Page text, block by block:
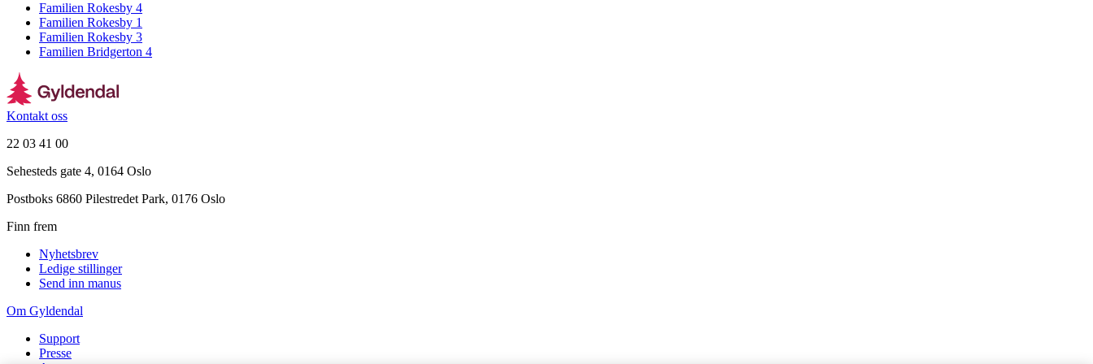
Familien Rokesby 4
Familien Rokesby 1
Familien Rokesby 3
Familien Bridgerton 4
Kontakt oss
22 03 41 00
Sehesteds gate 4, 0164 Oslo
Postboks 6860 Pilestredet Park, 0176 Oslo
Finn frem
Nyhetsbrev
Ledige stillinger
Send inn manus
Om Gyldendal
Support
Presse